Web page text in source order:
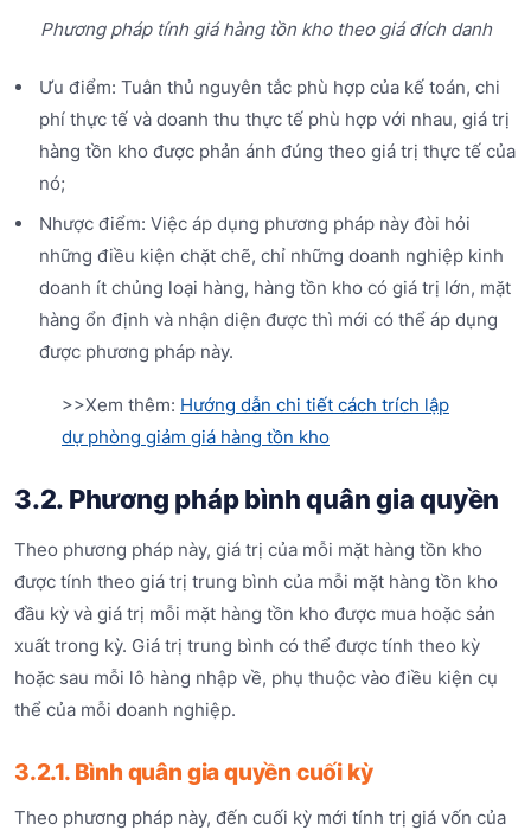
Phương pháp tính giá hàng tồn kho theo giá đích danh
Ưu điểm: Tuân thủ nguyên tắc phù hợp của kế toán, chi
phí thực tế và doanh thu thực tế phù hợp với nhau, giá trị
hàng tồn kho được phản ánh đúng theo giá trị thực tế của
nó;
Nhược điểm: Việc áp dụng phương pháp này đòi hỏi
những điều kiện chặt chẽ, chỉ những doanh nghiệp kinh
doanh ít chủng loại hàng, hàng tồn kho có giá trị lớn, mặt
hàng ổn định và nhận diện được thì mới có thể áp dụng
được phương pháp này.
>>Xem thêm: Hướng dẫn chi tiết cách trích lập
dự phòng giảm giá hàng tồn kho
3.2. Phương pháp bình quân gia quyền
Theo phương pháp này, giá trị của mỗi mặt hàng tồn kho
được tính theo giá trị trung bình của mỗi mặt hàng tồn kho
đầu kỳ và giá trị mỗi mặt hàng tồn kho được mua hoặc sản
xuất trong kỳ. Giá trị trung bình có thể được tính theo kỳ
hoặc sau mỗi lô hàng nhập về, phụ thuộc vào điều kiện cụ
thể của mỗi doanh nghiệp.
3.2.1. Bình quân gia quyền cuối kỳ
Theo phương pháp này, đến cuối kỳ mới tính trị giá vốn của